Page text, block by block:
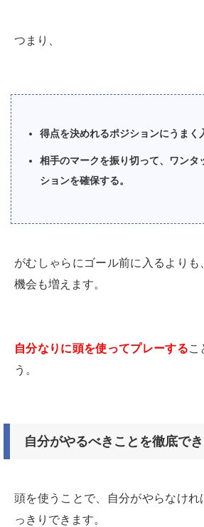
つまり、
得点を決めれるポジションにうまく
相手のマークを振り切って、ワンタ
ションを確保する。
がむしゃらにゴール前に入るよりも
機会も増えます。
自分なりに頭を使ってプレーするこ
う。
自分がやるべきことを徹底で
頭を使うことで、自分がやらなけれ
っきりできます。